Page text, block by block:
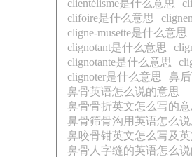
clientélisme是什么意思
clifoire是什么意思
cligne-musette是什么意思
clignotant是什么意思
clignotante是什么意思
clignoter是什么意思
鼻
鼻骨英语怎么说的意思
鼻骨骨折英文怎么写的意
鼻骨筛骨沟用英语怎么
鼻咬骨钳英文怎么写及
鼻骨人字缝的英语怎么